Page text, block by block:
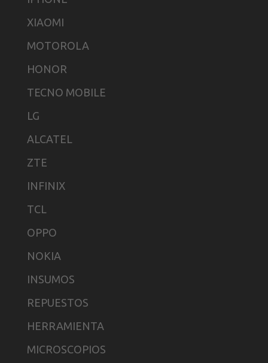
XIAOMI
MOTOROLA
HONOR
TECNO MOBILE
LG
ALCATEL
ZTE
INFINIX
TCL
OPPO
NOKIA
INSUMOS
REPUESTOS
HERRAMIENTA
MICROSCOPIOS